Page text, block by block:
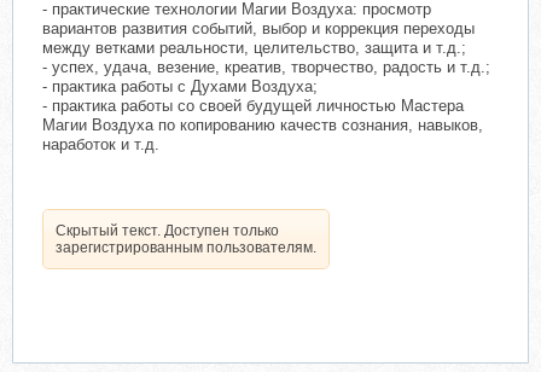
- практические технологии Магии Воздуха: просмотр
вариантов развития событий, выбор и коррекция переходы
между ветками реальности, целительство, защита и т.д.;
- успех, удача, везение, креатив, творчество, радость и т.д.;
- практика работы с Духами Воздуха;
- практика работы со своей будущей личностью Мастера
Магии Воздуха по копированию качеств сознания, навыков,
наработок и т.д.
Скрытый текст. Доступен только
зарегистрированным пользователям.